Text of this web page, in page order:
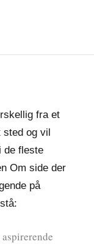
fra et
sted og vil
de fleste
Om side der
på